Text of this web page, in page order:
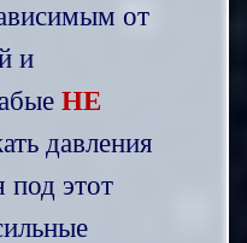
от
и
НЕ
давления
под этот